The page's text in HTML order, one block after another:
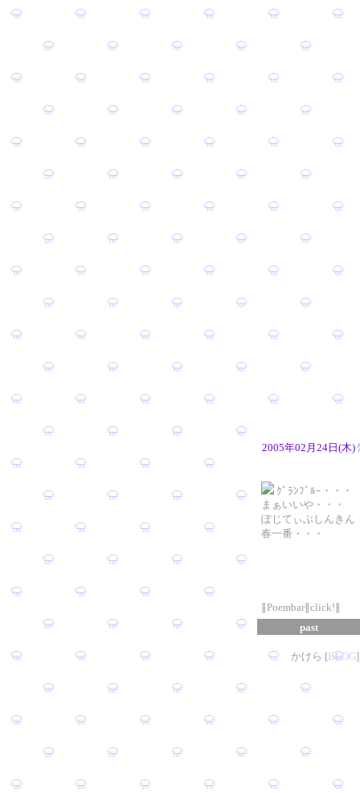
2005年02月24日(木)
ｸﾞﾗﾝﾌﾞﾙｰ・・・
まぁいいや・・・
ぽじてぃぶしんきん
春一番・・・
∥Poembar∥click!∥
past
かけら [BLOG